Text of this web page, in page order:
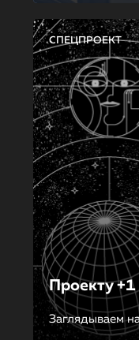
СПЕЦПРОЕКТ
Проекту +1
Заглядываем